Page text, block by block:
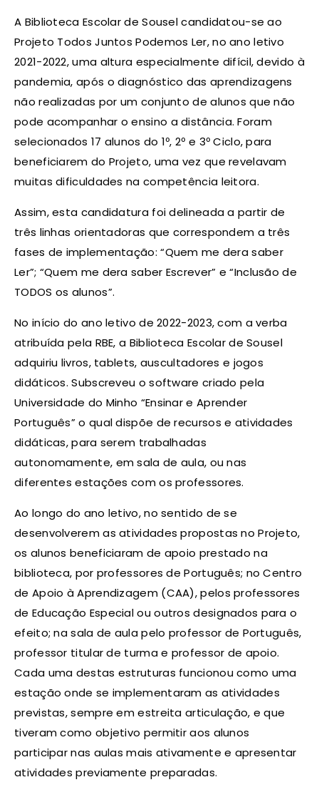
A Biblioteca Escolar de Sousel candidatou-se ao
Projeto Todos Juntos Podemos Ler, no ano letivo
2021-2022, uma altura especialmente difícil, devido à
pandemia, após o diagnóstico das aprendizagens
não realizadas por um conjunto de alunos que não
pode acompanhar o ensino a distância. Foram
selecionados 17 alunos do 1º, 2º e 3º Ciclo, para
beneficiarem do Projeto, uma vez que revelavam
muitas dificuldades na competência leitora.
Assim, esta candidatura foi delineada a partir de
três linhas orientadoras que correspondem a três
fases de implementação: “Quem me dera saber
Ler”; “Quem me dera saber Escrever” e “Inclusão de
TODOS os alunos”.
No início do ano letivo de 2022-2023, com a verba
atribuída pela RBE, a Biblioteca Escolar de Sousel
adquiriu livros, tablets, auscultadores e jogos
didáticos. Subscreveu o software criado pela
Universidade do Minho “Ensinar e Aprender
Português” o qual dispõe de recursos e atividades
didáticas, para serem trabalhadas
autonomamente, em sala de aula, ou nas
diferentes estações com os professores.
Ao longo do ano letivo, no sentido de se
desenvolverem as atividades propostas no Projeto,
os alunos beneficiaram de apoio prestado na
biblioteca, por professores de Português; no Centro
de Apoio à Aprendizagem (CAA), pelos professores
de Educação Especial ou outros designados para o
efeito; na sala de aula pelo professor de Português,
professor titular de turma e professor de apoio.
Cada uma destas estruturas funcionou como uma
estação onde se implementaram as atividades
previstas, sempre em estreita articulação, e que
tiveram como objetivo permitir aos alunos
participar nas aulas mais ativamente e apresentar
atividades previamente preparadas.